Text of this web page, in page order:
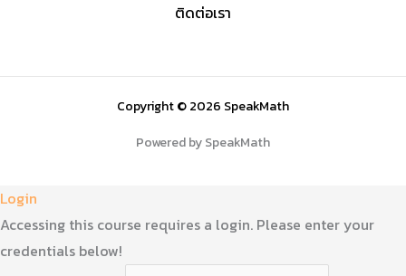
ติดต่อเรา
Copyright © 2026 SpeakMath
Powered by SpeakMath
Login
Accessing this course requires a login. Please enter your
credentials below!